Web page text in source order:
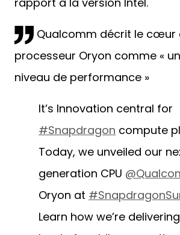
Qualcomm décrit le cœur
processeur Oryon comme «
niveau de performance »
#Snapdragon compute
Today, we unveiled our
generation CPU
Oryon at
Learn how we’re delivering